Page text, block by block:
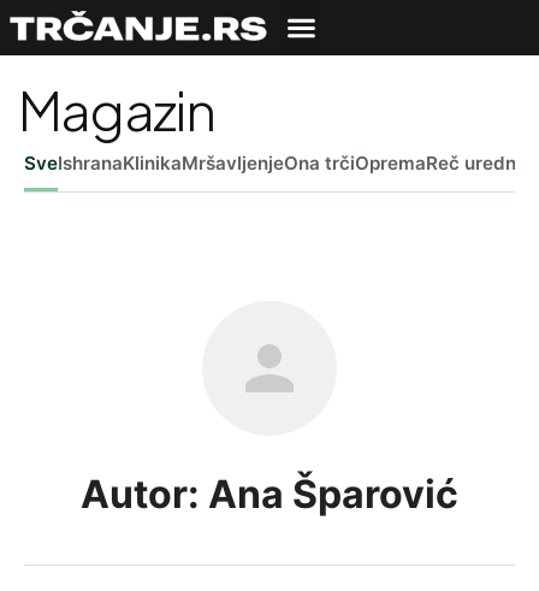
Magazin
SveIshranaKlinikaMršavljenjeOna trčiOpremaReč
Autor: Ana Šparović